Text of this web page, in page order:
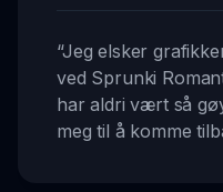
“Jeg elsker
ved Sprunki
har aldri vært så
meg til å komme